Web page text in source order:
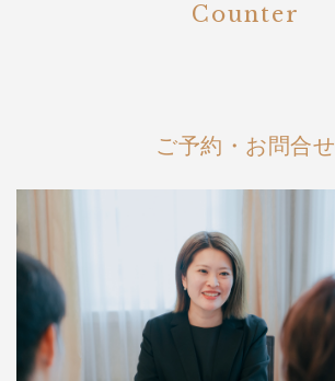
Counter
ご予約・お問合せ